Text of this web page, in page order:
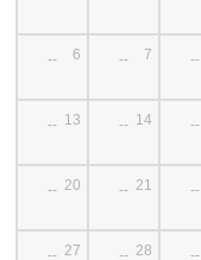
-- 6 -- 7 --
-- 13 -- 14 --
-- 20 -- 21 --
-- 27 -- 28 --